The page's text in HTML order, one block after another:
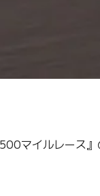
マイルレース』